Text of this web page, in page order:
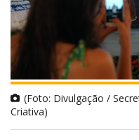
(Foto: Divulgação /
Criativa)